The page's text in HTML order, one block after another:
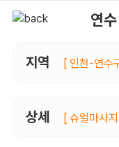
연
지역 [ 인천-연수
상세 [ 슈얼마사